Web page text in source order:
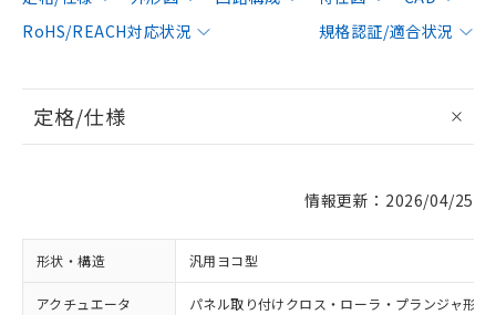
RoHS/REACH対応状況
規格認証/適合状況
定格/仕様
情報更新：2026/04/25
形状・構造 汎用ヨコ型
アクチュエータ
パネル取り付けクロス・ローラ・プランジャ形